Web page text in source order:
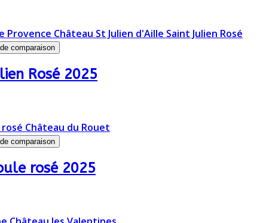
comparaison
Rosé 2025
comparaison
rosé 2025